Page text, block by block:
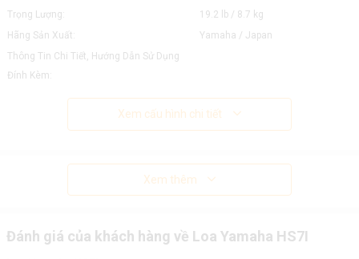
Trọng Lượng:
19.2 lb / 8.7 kg
Hãng Sản Xuất:
Yamaha / Japan
Thông Tin Chi Tiết, Hướng Dẫn Sử Dụng
Đính Kèm:
Xem cấu hình chi tiết
Xem thêm
Đánh giá của khách hàng về Loa Yamaha HS7I